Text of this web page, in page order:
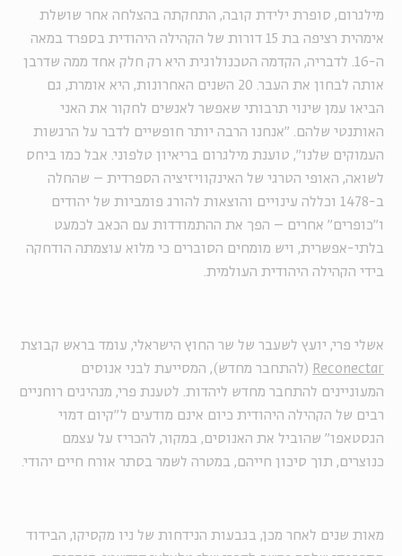
מילגרום, סופרת ילידת קובה, התחקתה בהצלחה אחר שושלת
אימהית רציפה בת 15 דורות של הקהילה היהודית בספרד במאה
ה-16. לדבריה, הקדמה הטכנולוגית היא רק חלק אחד ממה שדרבן
אותה לבחון את העבר. 20 השנים האחרונות, היא אומרת, גם
הביאו עמן שינוי תרבותי שאפשר לאנשים לחקור את האני
האותנטי שלהם. "אנחנו הרבה יותר חופשיים לדבר על הרגשות
העמוקים שלנו", טוענת מילגרום בריאיון טלפוני. אבל כמו ביחס
לשואה, האופי הטרגי של האינקוויזיציה הספרדית – שהחלה
ב-1478 וכללה עינויים והוצאות להורג
פומביות של יהודים
ו"כופרים" אחרים – הפך את ההתמודדות עם הכאב לכמעט
בלתי-אפשרית, ויש מומחים הסוברים כי מלוא עוצמתה הודחקה
בידי הקהילה היהודית העולמית.
אשלי פרי, יועץ לשעבר של שר החוץ הישראלי, עומד בראש קבוצת
Reconectar (להתחבר מחדש), המסייעת לבני אנוסים
המעוניינים להתחבר מחדש ליהדות. לטענת פרי, מנהיגים רוחניים
רבים של הקהילה היהודית כיום אינם מודעים ל"קיום דמוי
הגסטאפו" שהוביל את האנוסים , במקור, להכריז על עצמם
כנוצרים, תוך סיכון חייהם, במטרה לשמר בסתר אורח חיים יהודי.
מאות שנים לאחר מכן, בגבעות הנידחות של ניו מקסיקו, הבידוד